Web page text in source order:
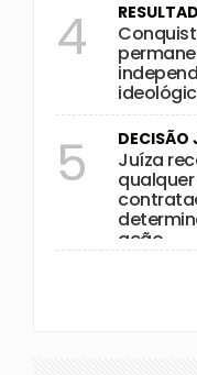
4
5 DECISÃO
Juíza
ação